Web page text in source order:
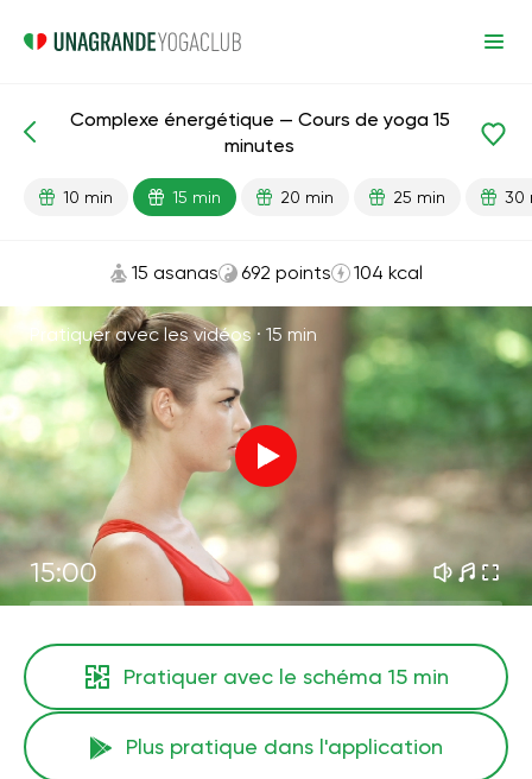
Force
Complexe énergétique — Cours de yoga 15
minutes
10 min 15 min 20 min 25 min 30
15 asanas 692 points 104 kcal
Pratiquer avec les vidéos · 15 min
15:00
Pratiquer avec le schéma 15 min
Plus pratique dans l'application